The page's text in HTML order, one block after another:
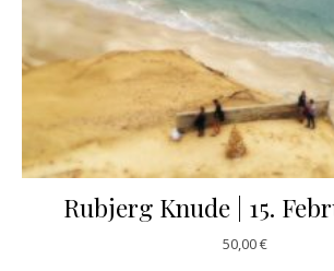
Rubjerg Knude | 15.
50,00€